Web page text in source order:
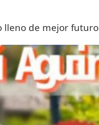
lleno de mejor futuro